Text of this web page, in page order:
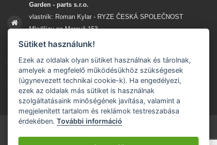
Garden - parts s.r.o.
vlastník: Roman Kylar - RYZE ČESKÁ SPOLEČNOST
Mladějov na Moravě 153
56935 Mladějov na Moravě
+420 777 96 96 03
info@garden-parts.cz
Sütiket használunk!
Ezek az oldalak olyan sütiket használnak és tárolnak,
amelyek a megfelelő működésükhöz szükségesek
(úgynevezett technikai cookie-k). Ha engedélyezi,
ezek az oldalak más sütiket is használnak
szolgáltatásaink minőségének javítása, valamint a
megjelenített tartalom és reklámok testreszabása
érdekében.További információ